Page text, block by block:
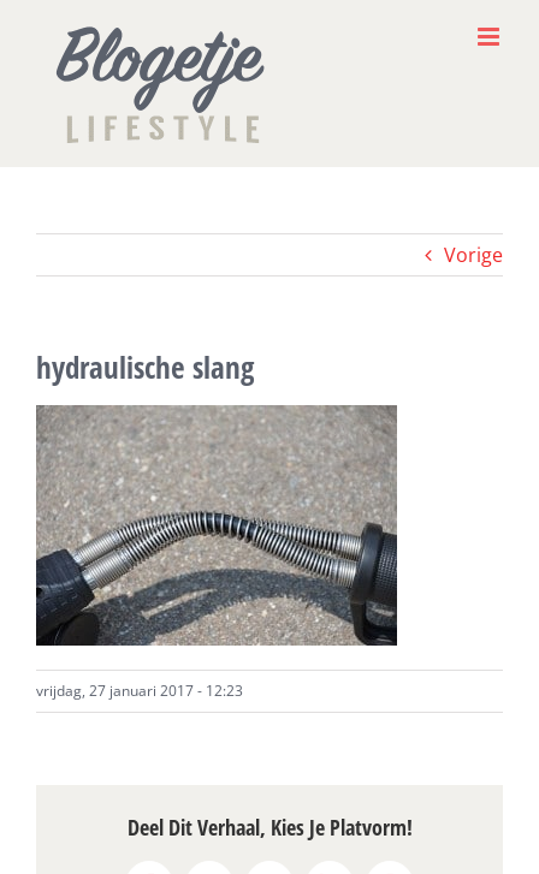
Vorige
hydraulische slang
vrijdag, 27 januari 2017 - 12:23
Deel Dit Verhaal, Kies Je Platvorm!